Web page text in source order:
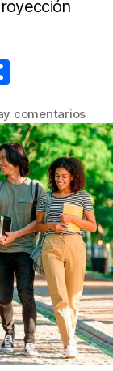
m
p
ar
tir
comentariosen
No
y
por
la
mala
de
una
siga